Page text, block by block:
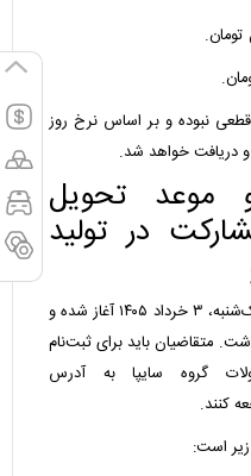
نبوده و بر اساس نرخ روز
و دریافت خواهد شد.
موعد تحویل
در تولید
فرآیند ثبت‌نام از ساعت ۱۰ صبح روز یک‌شنبه، ۳ خرداد ۱۴۰۵ آغاز شده و
متقاضیان باید برای ثبت‌نام
گروه سایپا به آدرس
است: